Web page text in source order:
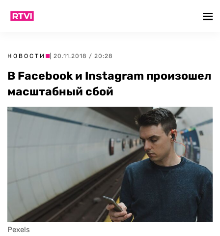
НОВОСТИ | 20.11.2018 / 20:28
В Facebook и Instagram произошел
масштабный сбой
Pexels